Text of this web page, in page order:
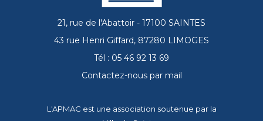
21, rue de l'Abattoir - 17100 SAINTES
43 rue Henri Giffard, 87280 LIMOGES
Tél : 05 46 92 13 69
Contactez-nous par mail
L'APMAC est une association soutenue par la